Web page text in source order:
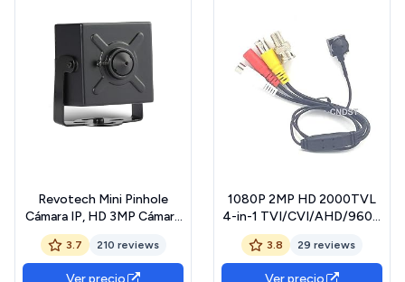
Revotech Mini Pinhole
Cámara IP, HD 3MP Cámara
Seguridad Interior Lente
3,7 mm P2P Vista Remota
Cámara de Video CCTV
3.7 210 reviews
Ver precio
1080P 2MP HD 2000TVL
4-in-1 TVI/CVI/AHD/960H
CVBS CCTV Mini Spy
Pinhole Security Camera,
For 1080P 4-in-1
3.8 29 reviews
Ver precio